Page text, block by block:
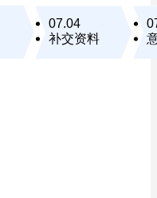
07.04
补交资料